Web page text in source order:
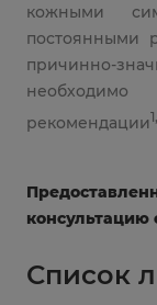
кожными
постоянными
причинно-
рекомендации
консультацию
Список